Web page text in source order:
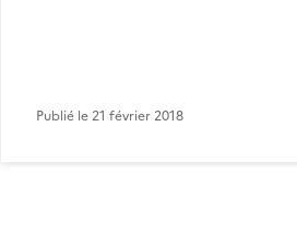
Publié le21 février 2018